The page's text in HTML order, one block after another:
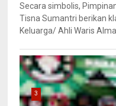
Secara simbolis,
Tisna Sumantri berikan
Keluarga/ Ahli Waris
3